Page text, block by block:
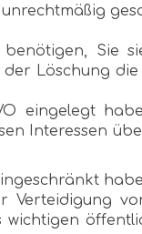
Sie
Löschung
eingelegt
Interessen
Verteidigung